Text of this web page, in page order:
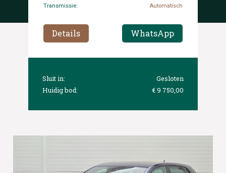
Transmissie: Automatisch
Details WhatsApp
Sluit in:
Gesloten
Huidig bod:
€ 9 750,00